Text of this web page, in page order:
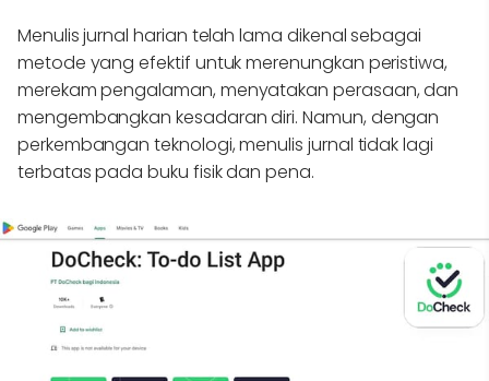
Menulis jurnal harian telah lama dikenal sebagai
metode yang efektif untuk merenungkan peristiwa,
merekam pengalaman, menyatakan perasaan, dan
mengembangkan kesadaran diri. Namun, dengan
perkembangan teknologi, menulis jurnal tidak lagi
terbatas pada buku fisik dan pena.